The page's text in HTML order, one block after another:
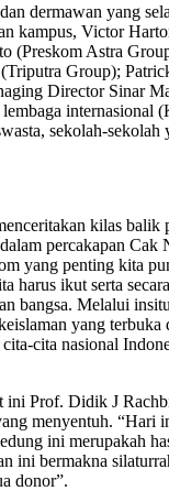
dermawan yang
kampus, Victor
(Preskom Astra
Group);
Director Sinar
internasional
sekolah-sekolah
kilas balik
percakapan Cak
yang penting kita
harus ikut serta
bangsa. Melalui
yang terbuka
cita nasional
ini Prof. Didik J
menyentuh. “Hari
ini merupakah
ini bermakna
donor”.